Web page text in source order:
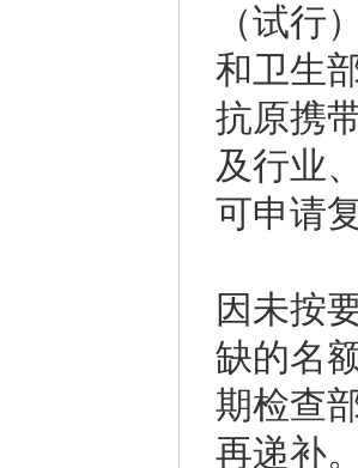
（试行
和卫生
抗原携
及行业
可申请
因未按
缺的名
期检查
再递补